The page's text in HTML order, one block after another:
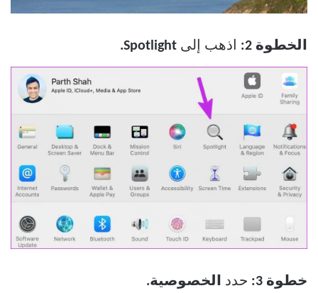
الخطوة 2: اذهب إلى Spotlight.
خطوة 3: حدد الخصوصية.